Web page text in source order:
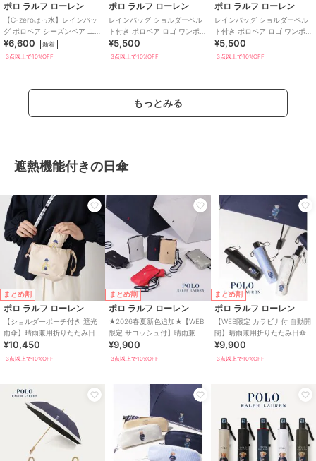
ポロ ラルフ ローレン
【C-zeroはっ水】レインバッ
グ ポロベア シーズンベア ユニ
セックス 70D
¥6,600 新着
3点以上で10%OFF
ポロ ラルフ ローレン
レインバッグ ショルダーベル
ト付き ポロベア ロゴ ワンポイ
ント 無地 はっ水 ユニセックス
¥5,500
3点以上で10%OFF
ポロ ラルフ ローレン
レインバッグ ショルダーベル
ト付き ポロベア ロゴ ワンポイ
¥5,500
3点以上で10%OFF
もっとみる
遮熱機能付きの日傘
まとめ割
ポロ ラルフ ローレン
【ショルダーポーチ付き 遮光
雨傘】晴雨兼用折りたたみ日
傘 楽折5段ミニ ポロベア 遮光
遮熱 UV
¥10,450
3点以上で10%OFF
まとめ割
ポロ ラルフ ローレン
★2026春夏新色追加★【WEB
限定 サコッシュ付】晴雨兼用
折りたたみ傘 ポロポニー 遮光
遮熱
¥9,900
3点以上で10%OFF
まとめ割
ポロ ラルフ ローレン
【WEB限定 カラビナ付 自動開
閉】晴雨兼用折りたたみ日傘
ポロベア 遮光率100％ 遮熱 UV
¥9,900
3点以上で10%OFF